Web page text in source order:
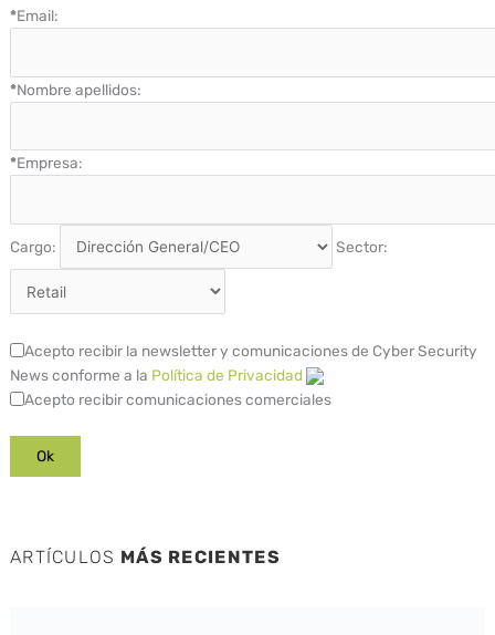
*Email:
*Nombre apellidos:
*Empresa:
Cargo: Sector:
Acepto recibir la newsletter y comunicaciones de Cyber Security
News conforme a la Política de Privacidad
Acepto recibir comunicaciones comerciales
ARTÍCULOS MÁS RECIENTES